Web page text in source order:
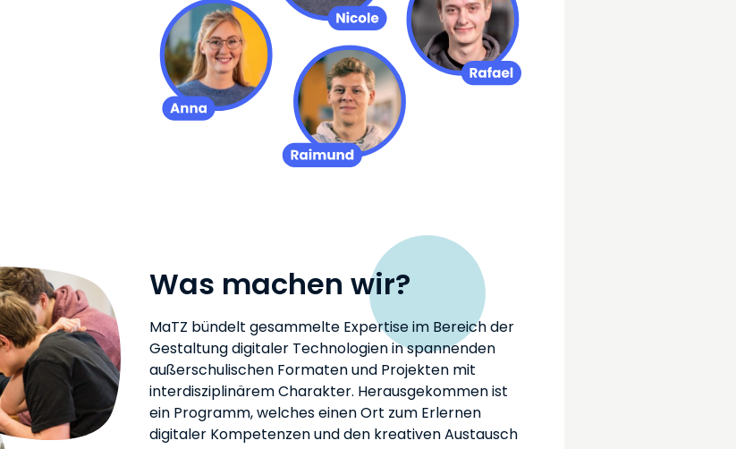
Was machen wir?
MaTZ bündelt gesammelte Expertise im Bereich der
Gestaltung digitaler Technologien in spannenden
außerschulischen Formaten und Projekten mit
interdisziplinärem Charakter. Herausgekommen ist
ein Programm, welches einen Ort zum Erlernen
digitaler Kompetenzen und den kreativen Aus­tausch